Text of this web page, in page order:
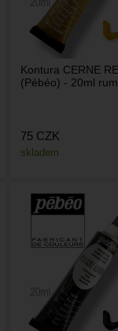
Kontura CERNE
(Pébéo) - 20ml
skladem
75 CZK